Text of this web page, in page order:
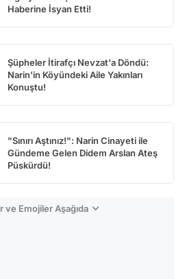
Haberine İsyan Etti!
Şüpheler İtirafçı Nevzat'a Döndü:
Narin'in Köyündeki Aile Yakınları
Konuştu!
"Sınırı Aştınız!": Narin Cinayeti ile
Gündeme Gelen Didem Arslan Ateş
Püskürdü!
ve Emojiler Aşağıda